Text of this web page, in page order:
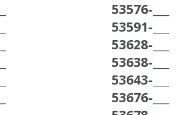
53576-___
53591-___
53628-___
53638-___
53643-___
53676-___